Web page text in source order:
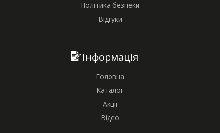
Політика безпеки
Відгуки
Інформація
Головна
Каталог
Акції
Відео